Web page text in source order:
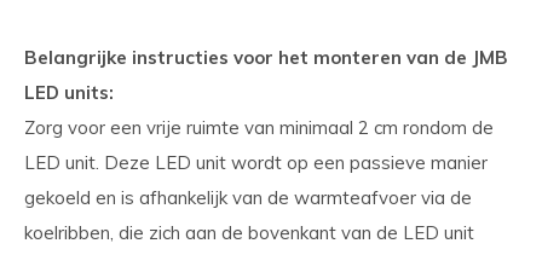
Belangrijke instructies voor het monteren van de JMB
LED units:
Zorg voor een vrije ruimte van minimaal 2 cm rondom de
LED unit. Deze LED unit wordt op een passieve manier
gekoeld en is afhankelijk van de warmteafvoer via de
koelribben, die zich aan de bovenkant van de LED unit